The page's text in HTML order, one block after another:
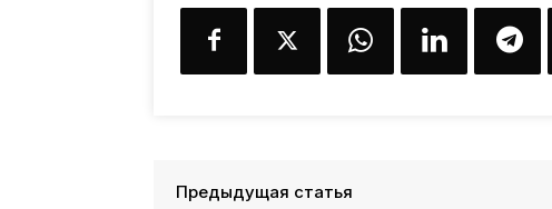
Предыдущая статья